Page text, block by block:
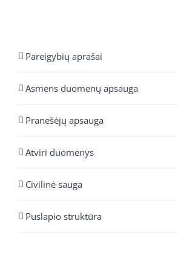
Pareigybių aprašai
Asmens duomenų apsauga
Pranešėjų apsauga
Atviri duomenys
Civilinė sauga
Puslapio struktūra